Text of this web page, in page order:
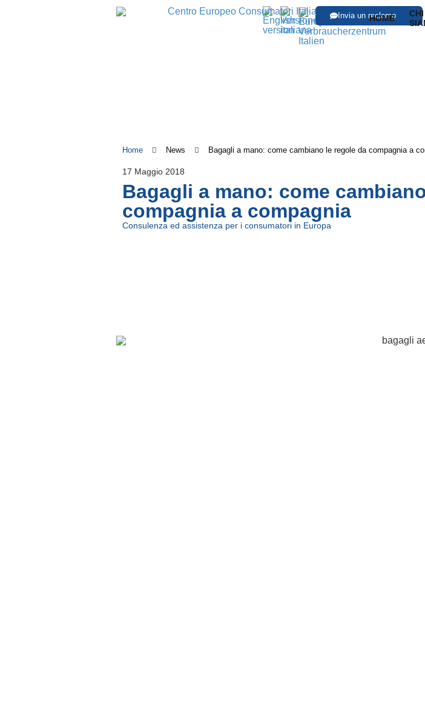
Invia un reclamo
HOME
CHI
Home News Bagagli a mano: come cambiano le regole da compagnia a
17 Maggio 2018
Bagagli a mano: come
compagnia a compagnia
Consulenza ed assistenza per i consumatori in Europa